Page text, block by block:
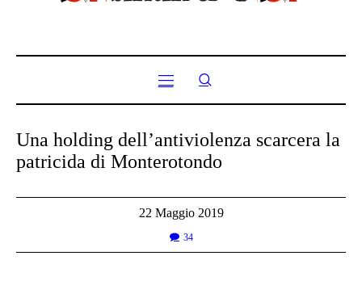
Una holding dell’antiviolenza scarcera la
patricida di Monterotondo
22 Maggio 2019
34